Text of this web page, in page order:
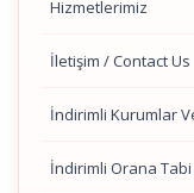
Hizmetlerimiz
İletişim / Contact Us
İndirimli Kurumlar
İndirimli Orana